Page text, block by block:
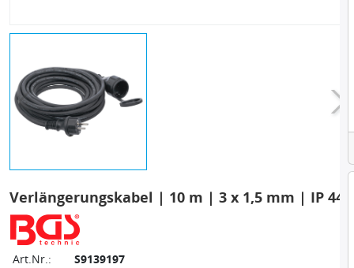
Verlängerungskabel | 10 m | 3 x 1,5 mm | IP 44
Art.Nr.:
S9139197